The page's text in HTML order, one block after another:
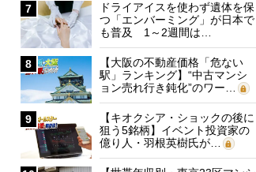
7
ドライアイスを使わず遺体を保
つ「エンバーミング」が日本で
も普及 1～2週間は…
8
【大阪の不動産価格「危ない
駅」ランキング】“中古マンシ
ョン売れ行き鈍化”のワー…
9
【キオクシア・ショックの後に
狙う5銘柄】イベント投資家の
億り人・羽根英樹氏が…